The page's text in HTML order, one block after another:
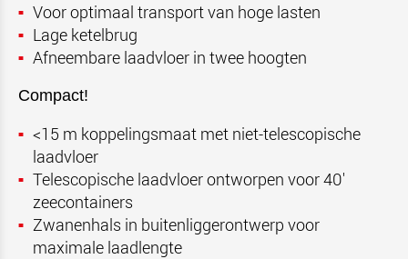
Voor optimaal transport van hoge lasten
Lage ketelbrug
Afneembare laadvloer in twee hoogten
Compact!
<15 m koppelingsmaat met niet-telescopische
laadvloer
Telescopische laadvloer ontworpen voor 40'
zeecontainers
Zwanenhals in buitenliggerontwerp voor
maximale laadlengte